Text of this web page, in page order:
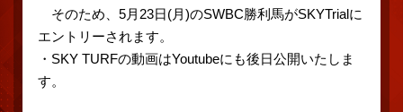
そのため、5月23日(月)のSWBC勝利馬がSKYTrialに
エントリーされます。
・SKY TURFの動画はYoutubeにも後日公開いたしま
す。